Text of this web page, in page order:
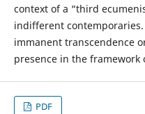
context of a “third
indifferent
immanent transcendence
presence in the framework
PDF